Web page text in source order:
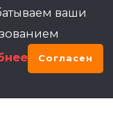
ваши
Согласен